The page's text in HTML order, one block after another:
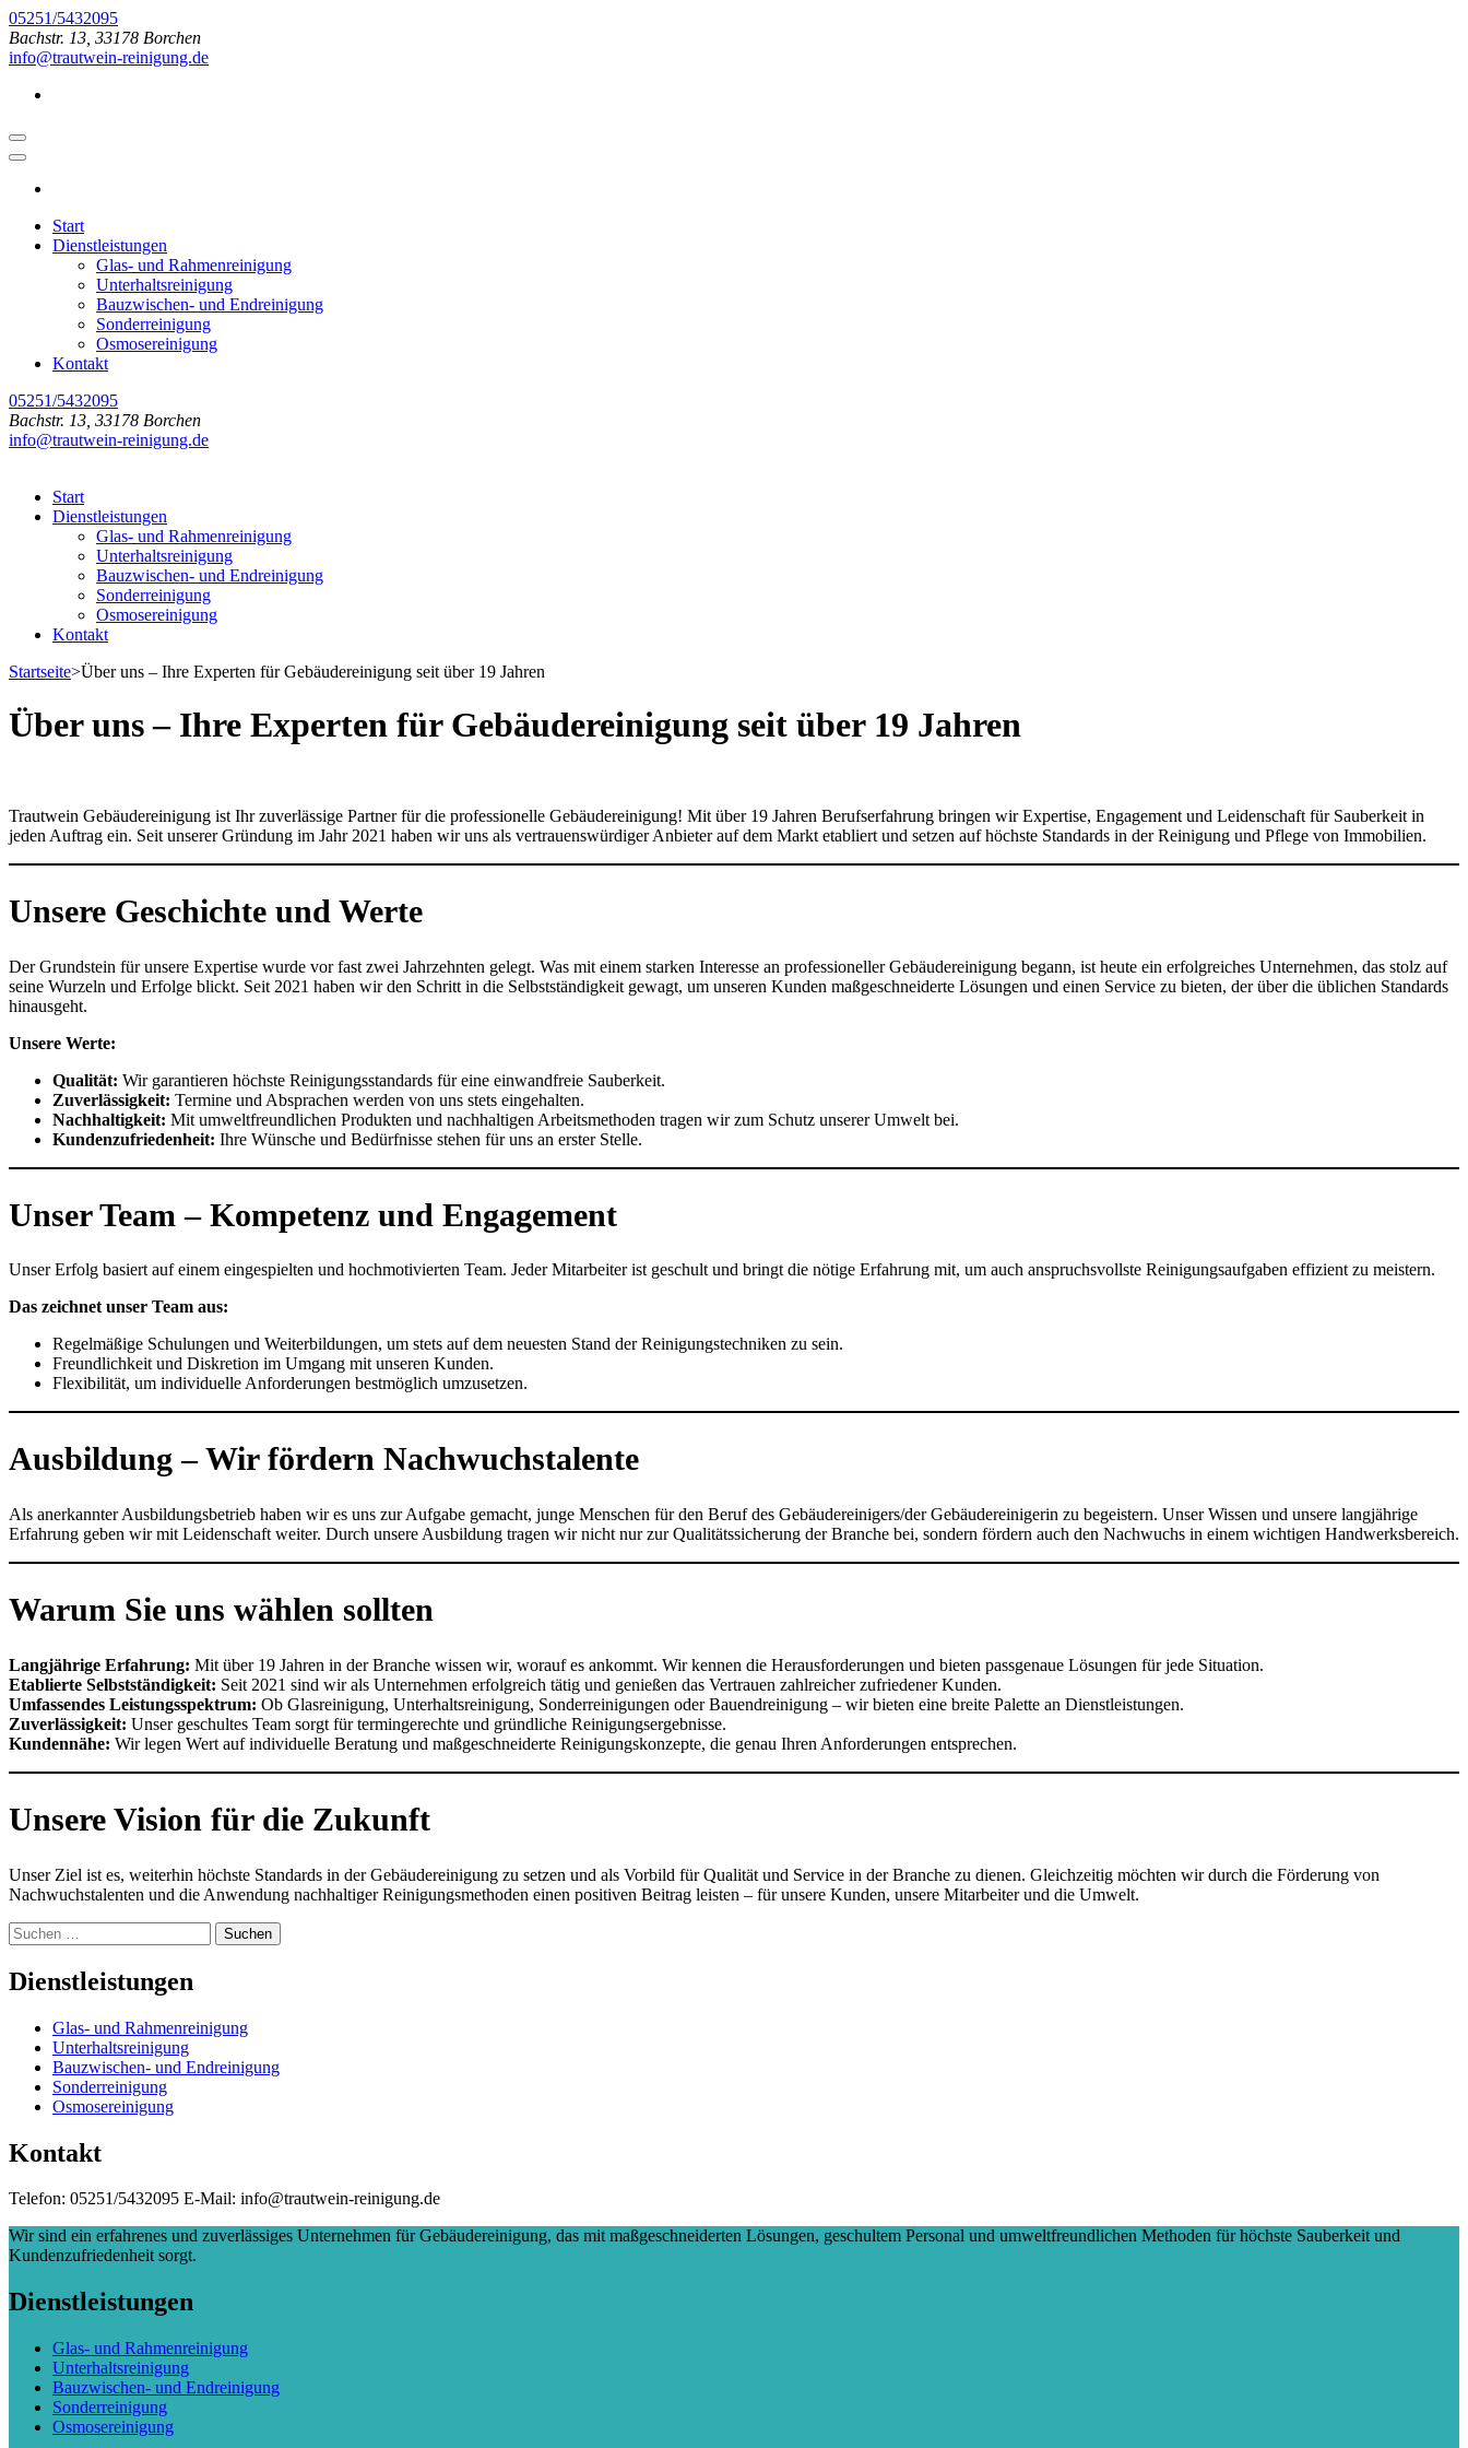
Zum
Inhalt
springen
drücken)
05251/5432095
Bachstr. 13, 33178 Borchen
info@trautwein-reinigung.de
Start
Dienstleistungen
Glas- und Rahmenreinigung
Unterhaltsreinigung
Bauzwischen- und Endreinigung
Sonderreinigung
Osmosereinigung
Kontakt
05251/5432095
Bachstr. 13, 33178 Borchen
info@trautwein-reinigung.de
Start
Dienstleistungen
Glas- und Rahmenreinigung
Unterhaltsreinigung
Bauzwischen- und Endreinigung
Sonderreinigung
Osmosereinigung
Kontakt
Startseite>Über uns – Ihre Experten für Gebäudereinigung seit über 19 Jahren
Über uns – Ihre Experten für Gebäudereinigung seit über 19 Jahren
Trautwein Gebäudereinigung ist Ihr zuverlässige Partner für die professionelle Gebäudereinigung! Mit über 19 Jahren Berufserfahrung bringen wir Expertise, Engagement und Leidenschaft für Sauberkeit in
jeden Auftrag ein. Seit unserer Gründung im Jahr 2021 haben wir uns als vertrauenswürdiger Anbieter auf dem Markt etabliert und setzen auf höchste Standards in der Reinigung und Pflege von Immobilien.
Unsere Geschichte und Werte
Der Grundstein für unsere Expertise wurde vor fast zwei Jahrzehnten gelegt. Was mit einem starken Interesse an professioneller Gebäudereinigung begann, ist heute ein erfolgreiches Unternehmen, das stolz auf
seine Wurzeln und Erfolge blickt. Seit 2021 haben wir den Schritt in die Selbstständigkeit gewagt, um unseren Kunden maßgeschneiderte Lösungen und einen Service zu bieten, der über die üblichen Standards
hinausgeht.
Unsere Werte:
Qualität: Wir garantieren höchste Reinigungsstandards für eine einwandfreie Sauberkeit.
Zuverlässigkeit: Termine und Absprachen werden von uns stets eingehalten.
Nachhaltigkeit: Mit umweltfreundlichen Produkten und nachhaltigen Arbeitsmethoden tragen wir zum Schutz unserer Umwelt bei.
Kundenzufriedenheit: Ihre Wünsche und Bedürfnisse stehen für uns an erster Stelle.
Unser Team – Kompetenz und Engagement
Unser Erfolg basiert auf einem eingespielten und hochmotivierten Team. Jeder Mitarbeiter ist geschult und bringt die nötige Erfahrung mit, um auch anspruchsvollste Reinigungsaufgaben effizient zu meistern.
Das zeichnet unser Team aus:
Regelmäßige Schulungen und Weiterbildungen, um stets auf dem neuesten Stand der Reinigungstechniken zu sein.
Freundlichkeit und Diskretion im Umgang mit unseren Kunden.
Flexibilität, um individuelle Anforderungen bestmöglich umzusetzen.
Ausbildung – Wir fördern Nachwuchstalente
Als anerkannter Ausbildungsbetrieb haben wir es uns zur Aufgabe gemacht, junge Menschen für den Beruf des Gebäudereinigers/der Gebäudereinigerin zu begeistern. Unser Wissen und unsere langjährige
Erfahrung geben wir mit Leidenschaft weiter. Durch unsere Ausbildung tragen wir nicht nur zur Qualitätssicherung der Branche bei, sondern fördern auch den Nachwuchs in einem wichtigen Handwerksbereich.
Warum Sie uns wählen sollten
Langjährige Erfahrung: Mit über 19 Jahren in der Branche wissen wir, worauf es ankommt. Wir kennen die Herausforderungen und bieten passgenaue Lösungen für jede Situation.
Etablierte Selbstständigkeit: Seit 2021 sind wir als Unternehmen erfolgreich tätig und genießen das Vertrauen zahlreicher zufriedener Kunden.
Umfassendes Leistungsspektrum: Ob Glasreinigung, Unterhaltsreinigung, Sonderreinigungen oder Bauendreinigung – wir bieten eine breite Palette an Dienstleistungen.
Zuverlässigkeit: Unser geschultes Team sorgt für termingerechte und gründliche Reinigungsergebnisse.
Kundennähe: Wir legen Wert auf individuelle Beratung und maßgeschneiderte Reinigungskonzepte, die genau Ihren Anforderungen entsprechen.
Unsere Vision für die Zukunft
Unser Ziel ist es, weiterhin höchste Standards in der Gebäudereinigung zu setzen und als Vorbild für Qualität und Service in der Branche zu dienen. Gleichzeitig möchten wir durch die Förderung von
Nachwuchstalenten und die Anwendung nachhaltiger Reinigungsmethoden einen positiven Beitrag leisten – für unsere Kunden, unsere Mitarbeiter und die Umwelt.
Suchen
nach:
Dienstleistungen
Glas- und Rahmenreinigung
Unterhaltsreinigung
Bauzwischen- und Endreinigung
Sonderreinigung
Osmosereinigung
Kontakt
Telefon: 05251/5432095 E-Mail: info@trautwein-reinigung.de
Wir sind ein erfahrenes und zuverlässiges Unternehmen für Gebäudereinigung, das mit maßgeschneiderten Lösungen, geschultem Personal und umweltfreundlichen Methoden für höchste Sauberkeit und
Kundenzufriedenheit sorgt.
Dienstleistungen
Glas- und Rahmenreinigung
Unterhaltsreinigung
Bauzwischen- und Endreinigung
Sonderreinigung
Osmosereinigung